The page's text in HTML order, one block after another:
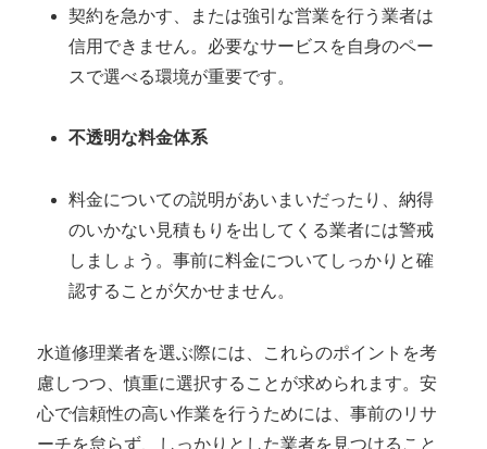
契約を急かす、または強引な営業を行う業者は
信用できません。必要なサービスを自身のペー
スで選べる環境が重要です。
不透明な料金体系
料金についての説明があいまいだったり、納得
のいかない見積もりを出してくる業者には警戒
しましょう。事前に料金についてしっかりと確
認することが欠かせません。
水道修理業者を選ぶ際には、これらのポイントを考
慮しつつ、慎重に選択することが求められます。安
心で信頼性の高い作業を行うためには、事前のリサ
ーチを怠らず、しっかりとした業者を見つけること